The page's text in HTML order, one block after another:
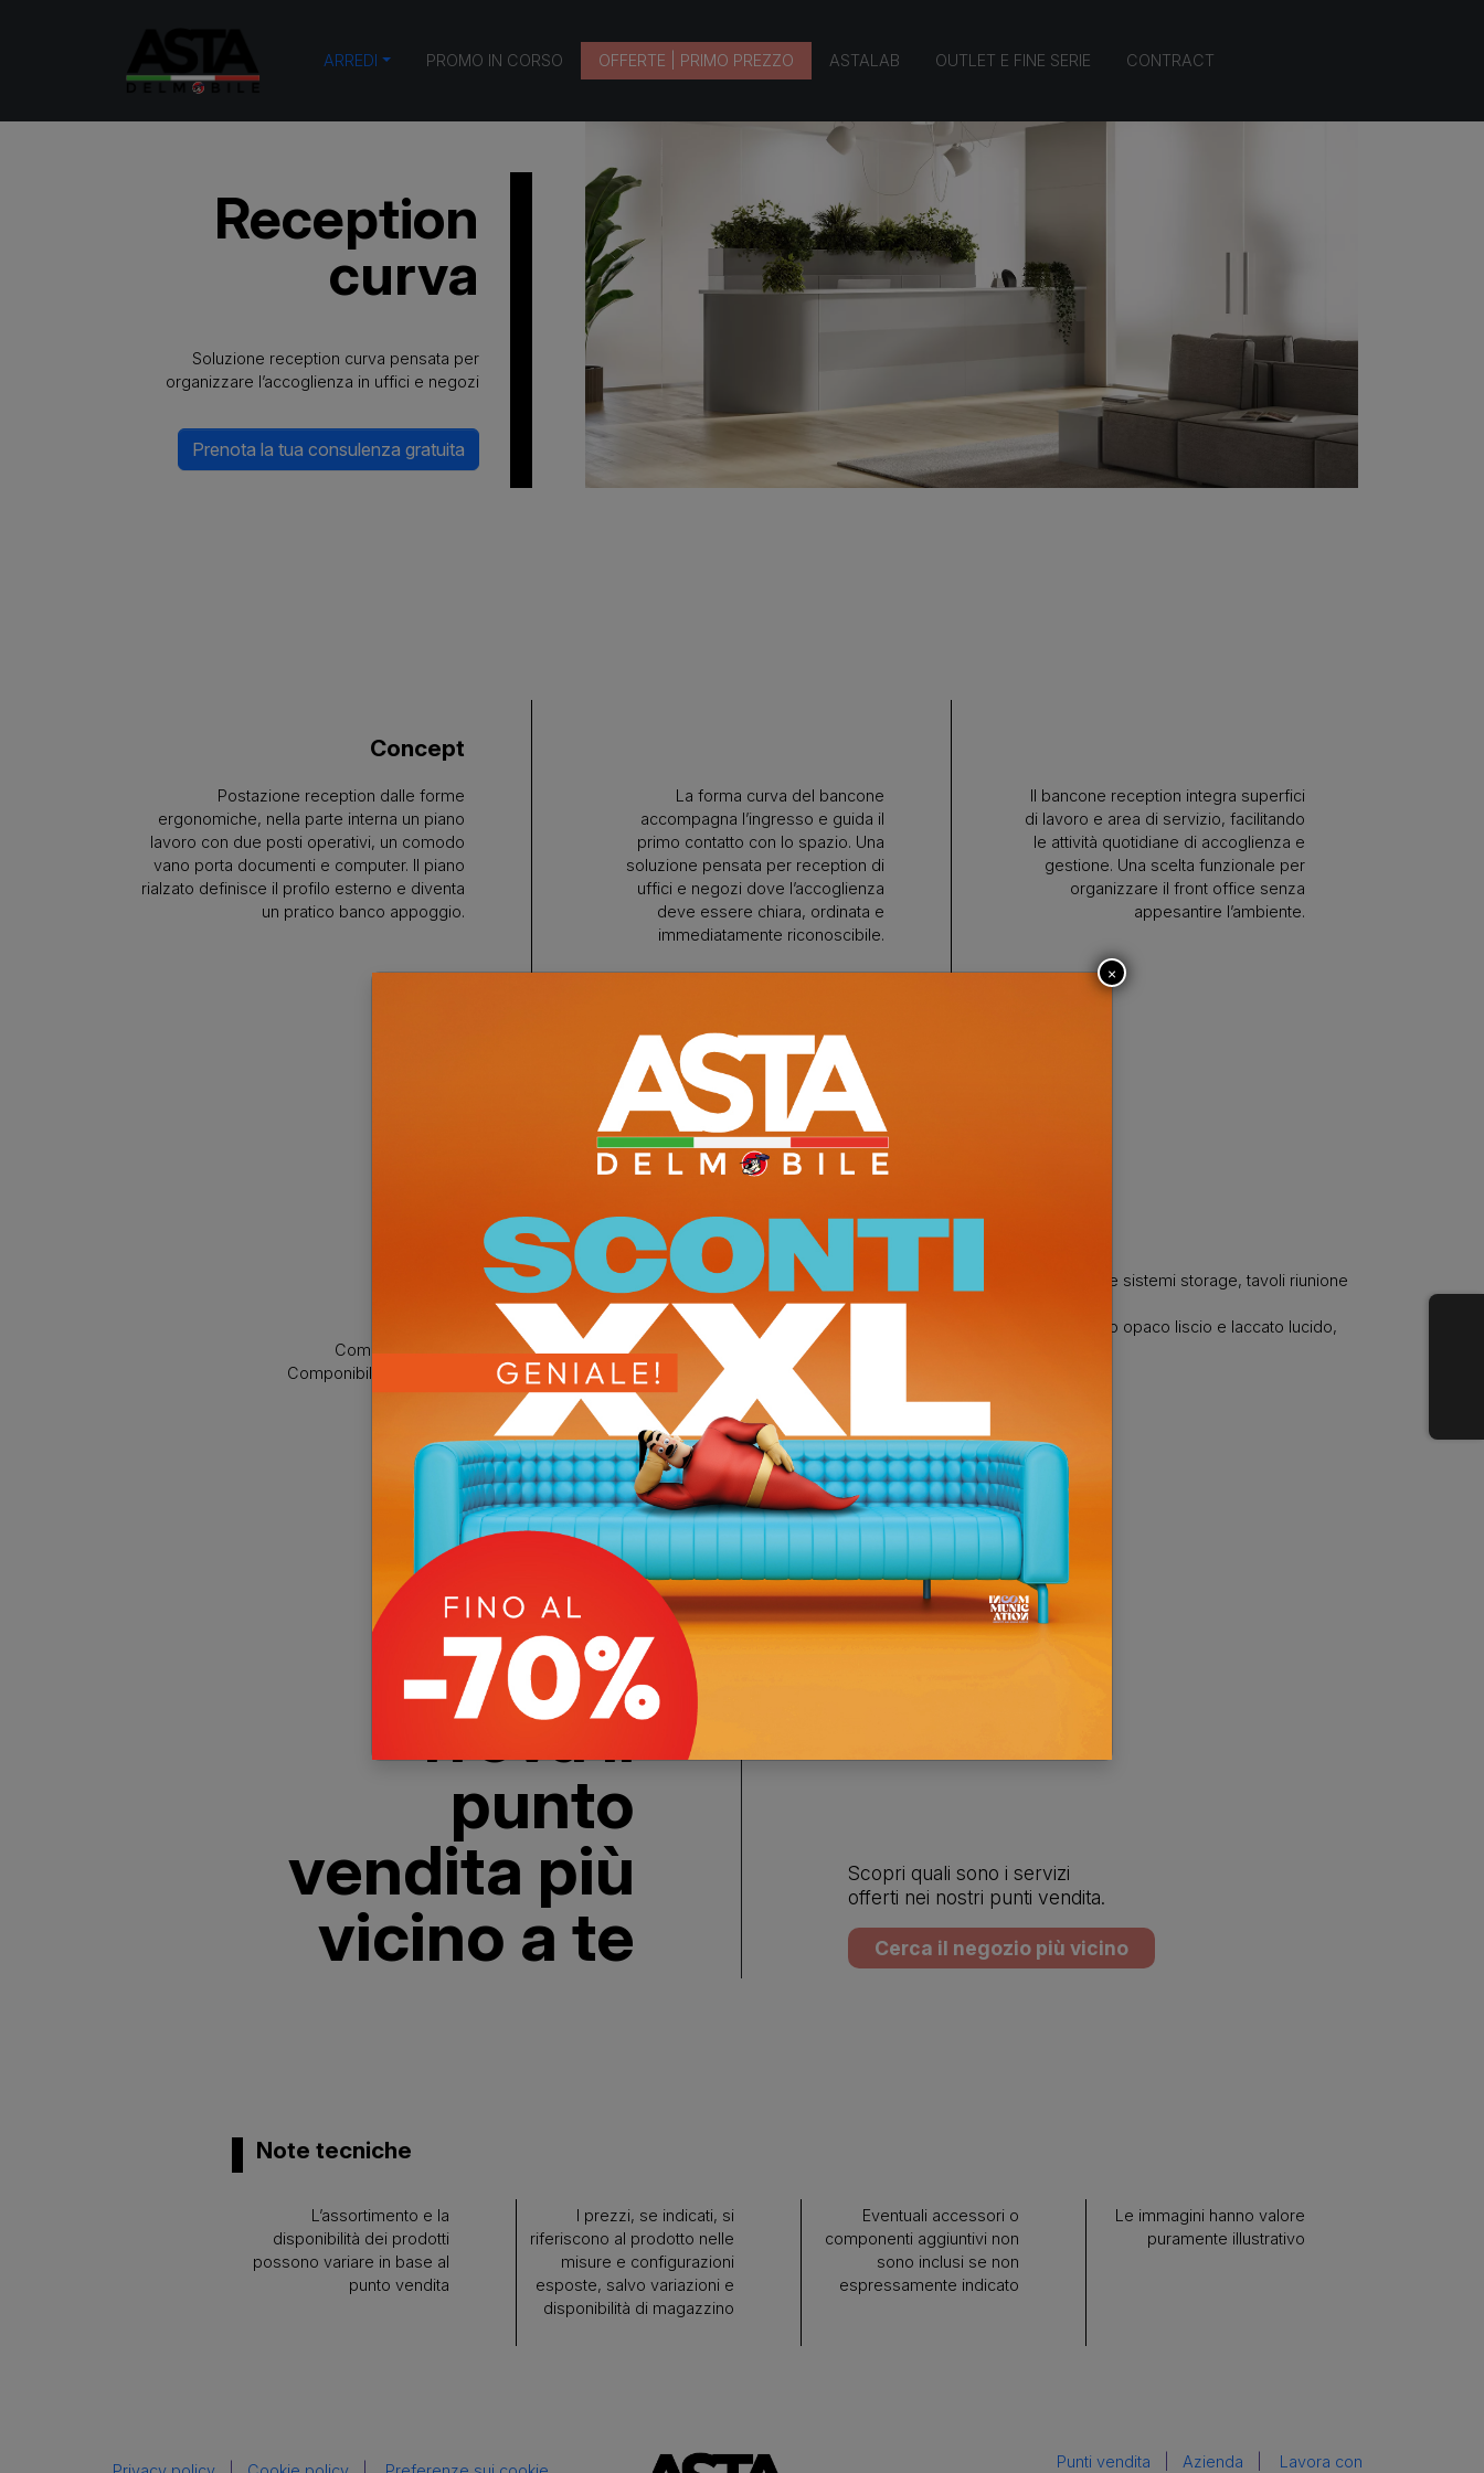
ARREDI PROMO IN CORSO OFFERTE | PRIMO PREZZO ASTALAB OUTLET E FINE SERIE CONTRACT
Reception
curva
Soluzione reception curva pensata per
organizzare l’accoglienza in uffici e negozi
Prenota la tua consulenza gratuita
Concept
Postazione reception dalle forme
ergonomiche, nella parte interna un piano
lavoro con due posti operativi, un comodo
vano porta documenti e computer. Il piano
rialzato definisce il profilo esterno e diventa
un pratico banco appoggio.
La forma curva del bancone
accompagna l’ingresso e guida il
primo contatto con lo spazio. Una
soluzione pensata per reception di
uffici e negozi dove l’accoglienza
deve essere chiara, ordinata e
immediatamente riconoscibile.
Il bancone reception integra superfici
di lavoro e area di servizio, facilitando
le attività quotidiane di accoglienza e
gestione. Una scelta funzionale per
organizzare il front office senza
appesantire l’ambiente.
Composizione come foto
Laccato liscio: tele / alluminio
Nobilitato: nuvola / frassino
Reception: L.446 H.118,5 P.86 cm
Componibile a giorno: L.200 H.36,4 P.42,3 cm
Componibile c/ante e fioriere: L.360 H.162,8 P.42 cm
A catalogo
Scrivanie operative e direzionali, armadi e sistemi storage, tavoli riunione
e reception in diverse dimensioni,
Finiture: nobilitati, effetto materico, laccato opaco liscio e laccato lucido,
telai alluminio, vetri e vetri laccati
Ti aspettiamo in negozio
Trova il
punto
vendita più
vicino a te
Scopri quali sono i servizi
offerti nei nostri punti vendita.
Cerca il negozio più vicino
Note tecniche
L’assortimento e la
disponibilità dei prodotti
possono variare in base al
punto vendita
I prezzi, se indicati, si
riferiscono al prodotto nelle
misure e configurazioni
esposte, salvo variazioni e
disponibilità di magazzino
Eventuali accessori o
componenti aggiuntivi non
sono inclusi se non
espressamente indicato
Le immagini hanno valore
puramente illustrativo
Punti vendita Azienda
Lavora con
×